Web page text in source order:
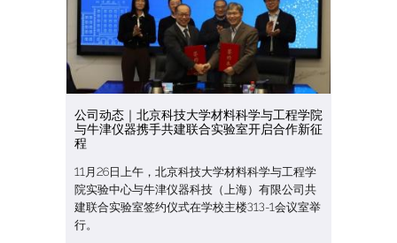
公司动态｜北京科技大学材料科学与工程学院
与牛津仪器携手共建联合实验室开启合作新征
程
11月26日上午，北京科技大学材料科学与工程学
院实验中心与牛津仪器科技（上海）有限公司共
建联合实验室签约仪式在学校主楼313-1会议室举
行。